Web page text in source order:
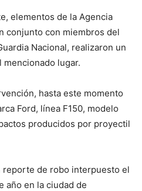
elementos de la Agencia
conjunto con miembros del
Nacional, realizaron un
lugar.
hasta este momento
Ford, línea F150, modelo
producidos por proyectil
reporte de robo interpuesto el
año en la ciudad de